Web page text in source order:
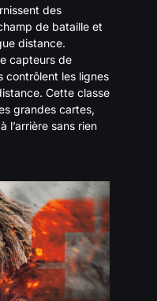
des
de bataille et
distance.
capteurs de
contrôlent les lignes
Cette classe
grandes cartes,
l’arrière sans rien